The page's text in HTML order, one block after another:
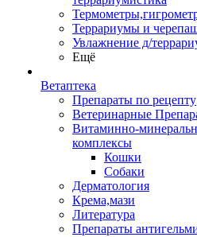
Террариумы и
Увлажнение д/
Ещё
Ветаптека
Препараты по рецепту
Ветеринарные
Витаминно-
комплексы
Кошки
Собаки
Дерматология
Крема,мази
Литература
Препараты